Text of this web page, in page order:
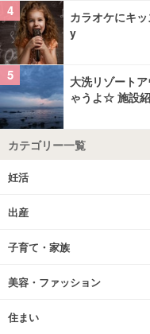
4
カラオケにキ
y
5
大洗リゾート
ゃうよ☆ 施設
カテゴリー一覧
妊活
出産
子育て・家族
美容・ファッション
住まい